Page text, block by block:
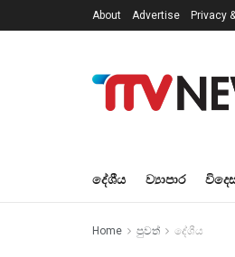
About Advertise Privacy
දේශීය ව්‍යාපාර
Home පුවත් දේශීය